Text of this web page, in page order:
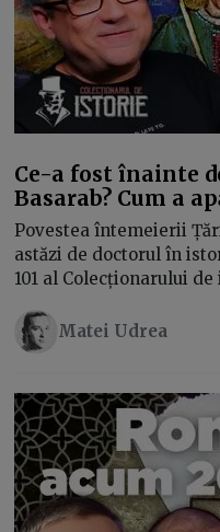
Ce-a fost înainte
Basarab? Cum a
Povestea întemeierii
astăzi de doctorul în
101 al Colecționarului
Matei Udrea